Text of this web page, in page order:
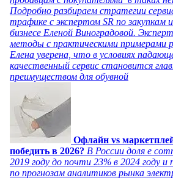
Подробно разбираем стратегии
трафике с экспертом SR по закупкам
бизнесе Еленой Виноградовой.
методы с практическими примерами
Елена уверена, что в условиях
качественный сервис становится
преимуществом для обувной
Офлайн vs
победить в 2026? В России доля e
2019 году до почти 23% в 2024 году и
по прогнозам аналитиков рынка